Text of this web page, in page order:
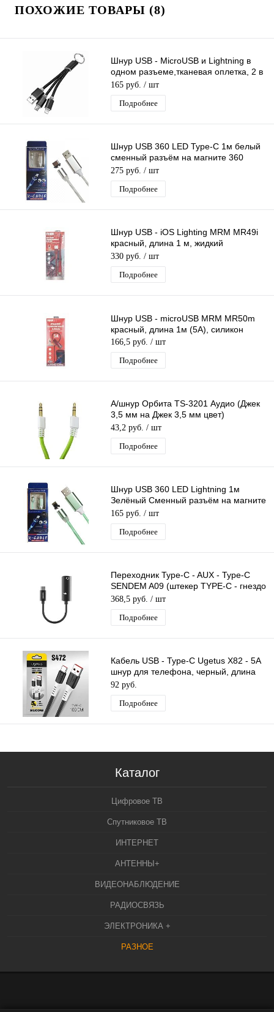
ПОХОЖИЕ ТОВАРЫ (8)
Шнур USB - MicroUSB и Lightning в
одном разъеме,тканевая оплетка, 2 в
1 Кабель для зарядки
165 руб. / шт
Подробнее
Шнур USB 360 LED Type-C 1м белый
сменный разъём на магните 360
градусов светящийся Бегущие Огни
275 руб. / шт
Подробнее
Шнур USB - iOS Lighting MRM MR49i
красный, длина 1 м, жидкий
силиконовый кабель
330 руб. / шт
Подробнее
Шнур USB - microUSB MRM MR50m
красный, длина 1м (5А), силикон
166,5 руб. / шт
Подробнее
А/шнур Орбита TS-3201 Аудио (Джек
3,5 мм на Джек 3,5 мм цвет)
1м/10/2500
43,2 руб. / шт
Подробнее
Шнур USB 360 LED Lightning 1м
Зелёный Сменный разъём на магните
360 градусов светящийся Бегущие
Огни
165 руб. / шт
Подробнее
Переходник Type-C - AUX - Type-C
SENDEM A09 (штекер TYPE-C - гнездо
3,5мм/гнездо TYPE-C) 14 см
368,5 руб. / шт
Подробнее
Кабель USB - Type-C Ugetus X82 - 5A
шнур для телефона, черный, длина
1м
92 руб.
Подробнее
Каталог
Цифровое ТВ
Спутниковое ТВ
ИНТЕРНЕТ
АНТЕННЫ+
ВИДЕОНАБЛЮДЕНИЕ
РАДИОСВЯЗЬ
ЭЛЕКТРОНИКА +
РАЗНОЕ